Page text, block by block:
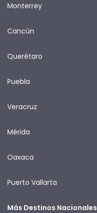
Monterrey
Cancún
Querétaro
Puebla
Veracruz
Mérida
Oaxaca
Puerto Vallarta
Más Destinos Nacionales